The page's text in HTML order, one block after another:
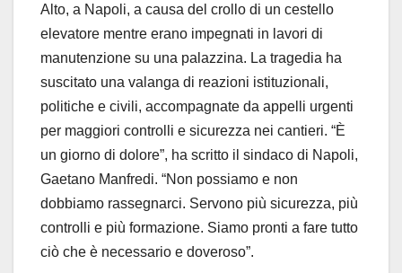
Alto, a Napoli, a causa del crollo di un cestello
elevatore mentre erano impegnati in lavori di
manutenzione su una palazzina. La tragedia ha
suscitato una valanga di reazioni istituzionali,
politiche e civili, accompagnate da appelli urgenti
per maggiori controlli e sicurezza nei cantieri. “È
un giorno di dolore”, ha scritto il sindaco di Napoli,
Gaetano Manfredi. “Non possiamo e non
dobbiamo rassegnarci. Servono più sicurezza, più
controlli e più formazione. Siamo pronti a fare tutto
ciò che è necessario e doveroso”.